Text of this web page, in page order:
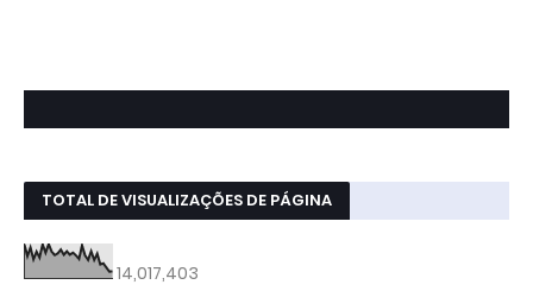
TOTAL DE VISUALIZAÇÕES DE PÁGINA
14,017,403